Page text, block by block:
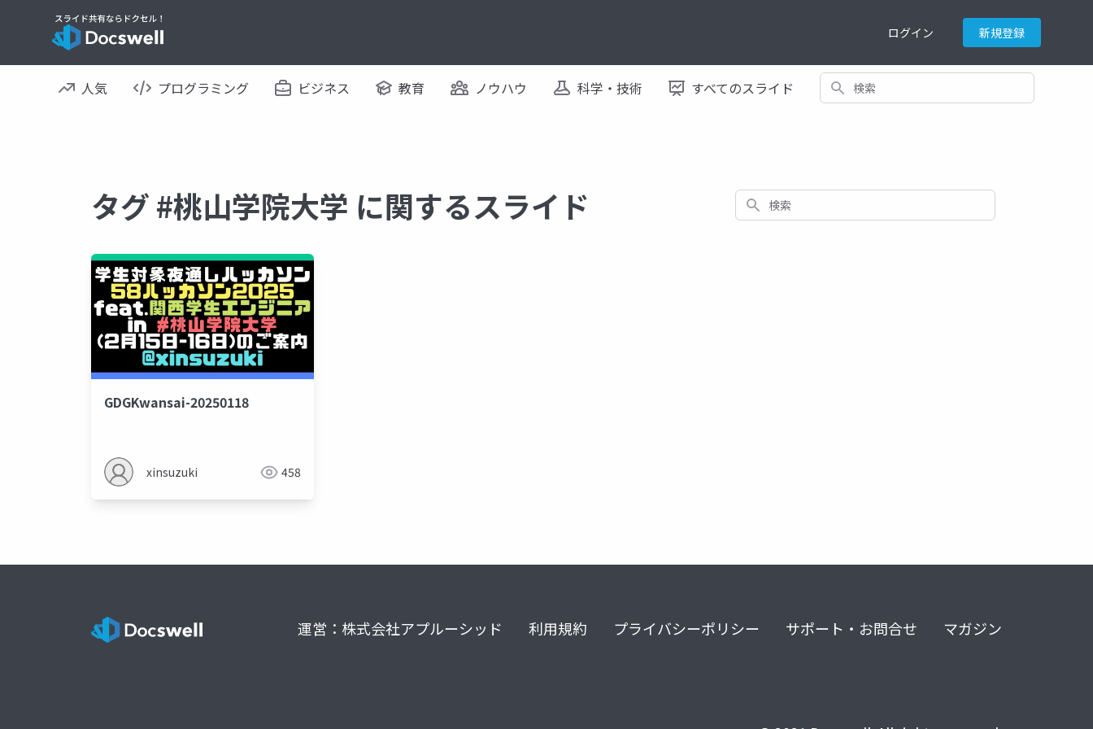
ログイン 新規登録
人気 プログラミング ビジネス 教育 ノウハウ 科学・技術 すべてのスライド 検索
タグ #桃山学院大学 に関するスライド 検索
GDGKwansai-20250118
xinsuzuki 458
運営：株式会社アプルーシッド 利用規約 プライバシーポリシー サポート・お問合せ マガジン